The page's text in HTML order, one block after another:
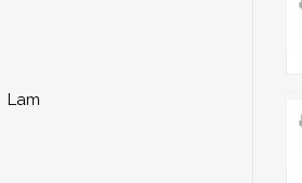
Lam